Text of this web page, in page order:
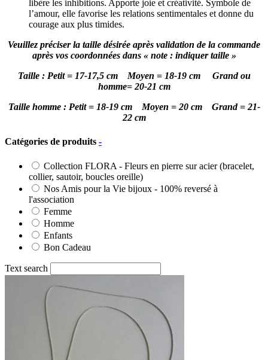
libère les inhibitions. Apporte joie et créativité. Symbole de
l’amour, elle favorise les relations sentimentales et donne du
courage aux plus timides.
Veuillez préciser la taille désirée après validation de la commande
après vos coordonnées dans « note : indiquer taille »
Taille : Petit = 17-17,5 cm Moyen = 18-19 cm Grand ou
homme= 20-21 cm
Taille homme : Petit = 18-19 cm Moyen = 20 cm Grand = 21-
22 cm
Catégories de produits -
Collection FLORA - Fleurs en pierre sur acier (bracelet,
collier, sautoir, boucles oreille)
Nos Amis pour la Vie bijoux - 100% reversé à
l'association
Femme
Homme
Enfants
Bon Cadeau
Text search